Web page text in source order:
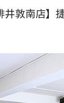
井敦南店】